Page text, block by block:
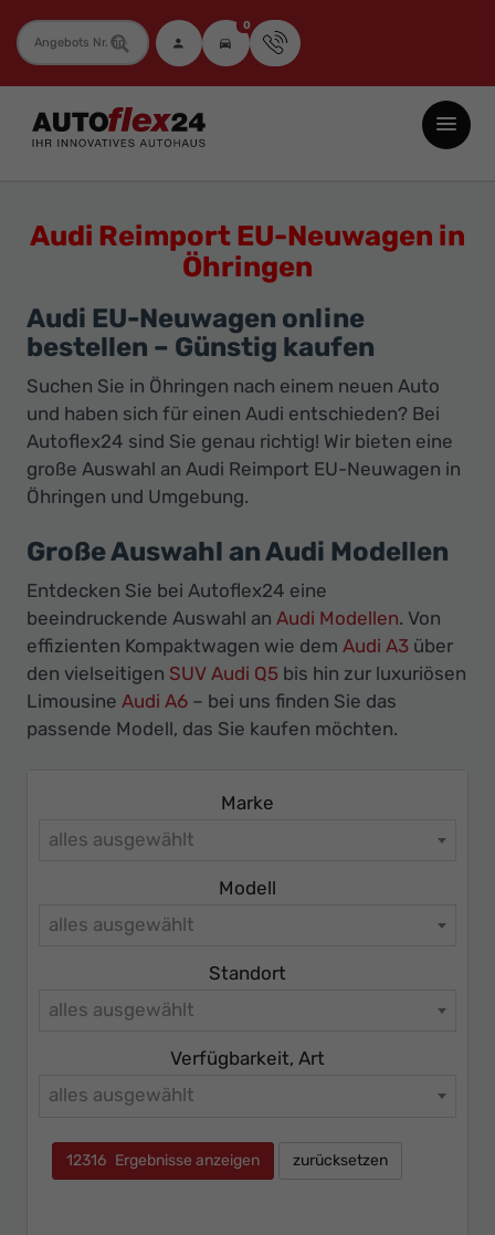
Fahrzeugnummer 0
Autoflex24
GmbH
Neuwagen
und
Gebrauchtwagen
Top-
Preisen
-
Ihr
Autohaus
Audi Reimport EU-Neuwagen in
Öhringen
Audi EU-Neuwagen online
bestellen – Günstig kaufen
Suchen Sie in Öhringen nach einem neuen Auto
und haben sich für einen Audi entschieden? Bei
Autoflex24 sind Sie genau richtig! Wir bieten eine
große Auswahl an Audi Reimport EU-Neuwagen in
Öhringen und Umgebung.
Große Auswahl an Audi Modellen
Entdecken Sie bei Autoflex24 eine
beeindruckende Auswahl an Audi Modellen. Von
effizienten Kompaktwagen wie dem Audi A3 über
den vielseitigen SUV Audi Q5 bis hin zur luxuriösen
Limousine Audi A6 – bei uns finden Sie das
passende Modell, das Sie kaufen möchten.
Marke
alles ausgewählt
Modell
alles ausgewählt
Standort
alles ausgewählt
Verfügbarkeit, Art
alles ausgewählt
12316 Ergebnisse anzeigen zurücksetzen